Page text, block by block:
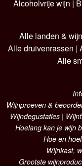
Alcoholvrije wijn |
Alle landen &
Alle druivenrassen |
Alle
Wijnproeven &
Wijndegustaties |
Hoelang kan je wijn
Hoe en
Wijnkast,
Grootste